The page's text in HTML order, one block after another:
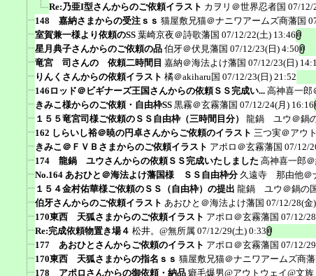
Re:乃亜I型さんからのご依頼イラスト カヲリ＠世界忍者国 07/12/
148 嘉納さまからの受注ｓｓ 猫屋敷兄猫＠ナニワアームズ商藩国
室賀兼一様より依頼のSS 葉崎京夜＠詩歌藩国 07/12/22(土) 13:46
星月典子さんからのご依頼の品 伯牙＠伏見藩国 07/12/23(日) 4:50
竜宮 司さんの 依頼二時間目 嘉納＠海法よけ藩国 07/12/23(日)
りんくさんからの依頼イラスト 橘＠akiharu国 07/12/23(日) 21:52
146ロッド＠ビギナーズ王国さんからの依頼ＳＳ完成い... 高神喜一郎
きみこ様からのご依頼・自由枠SS 黒霧＠玄霧藩国 07/12/24(月) 16:16
１５５竜宮司様ご依頼のＳＳ自由枠（三時間目分）
龍鍋 ユウ＠鍋
162 しらいし裕＠暁の円卓さんからご依頼のイラスト 三つ実＠アウ
きみこ＠ＦＶＢさまからのご依頼イラスト アポロ＠玄霧藩国 07/12/
174 龍鍋 ユウさんからの依頼ＳＳ完成いたしました 高神喜一郎
No.164 あおひと＠海法よけ藩国様 ＳＳ自由枠分 久遠寺 那由他＠
１５４金村佑華様ご依頼のＳＳ（自由枠）の提出 龍鍋 ユウ＠鍋の
伯牙さんからのご依頼イラスト あおひと＠海法よけ藩国 07/12/28(金
170東西 天狐さまからのご依頼イラスト アポロ＠玄霧藩国 07/12/
Re:完成依頼物置き場４ 松井。@無所属 07/12/29(土) 0:33
177 あおひとさんからご依頼のイラスト アポロ＠玄霧藩国 07/12/
170東西 天狐さまからの指名ｓｓ 猫屋敷兄猫＠ナニワアームズ商藩
178 アポロさんからの御依頼・納品 癖毛爆男@アウトウェイ@文族